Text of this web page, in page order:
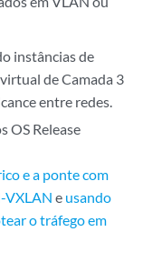
instâncias de
de Camada 3
entre redes.
OS Release
e a ponte com
VXLAN e usando
o tráfego em